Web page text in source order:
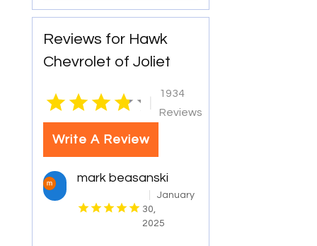
Reviews for Hawk
Chevrolet of Joliet
1934
Reviews
Write A Review
mark beasanski
January
30,
2025